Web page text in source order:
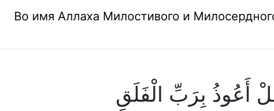
Во имя Аллаха Милостивого и
أَعُوذُ بِرَبِّ الْفَلَقِ